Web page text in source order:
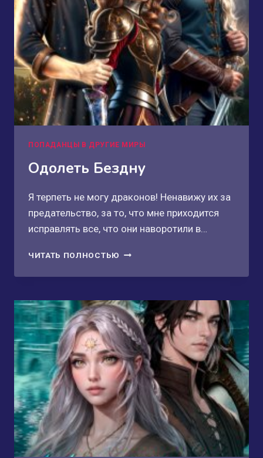
ПОПАДАНЦЫ В ДРУГИЕ МИРЫ
Одолеть Бездну
Я терпеть не могу драконов! Ненавижу их за
предательство, за то, что мне приходится
исправлять все, что они наворотили в…
ЧИТАТЬ ПОЛНОСТЬЮ ОДОЛЕТЬ